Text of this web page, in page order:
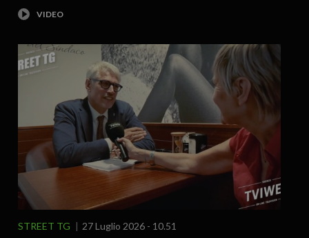
STREET TG 27 Luglio 2026 - 10.51